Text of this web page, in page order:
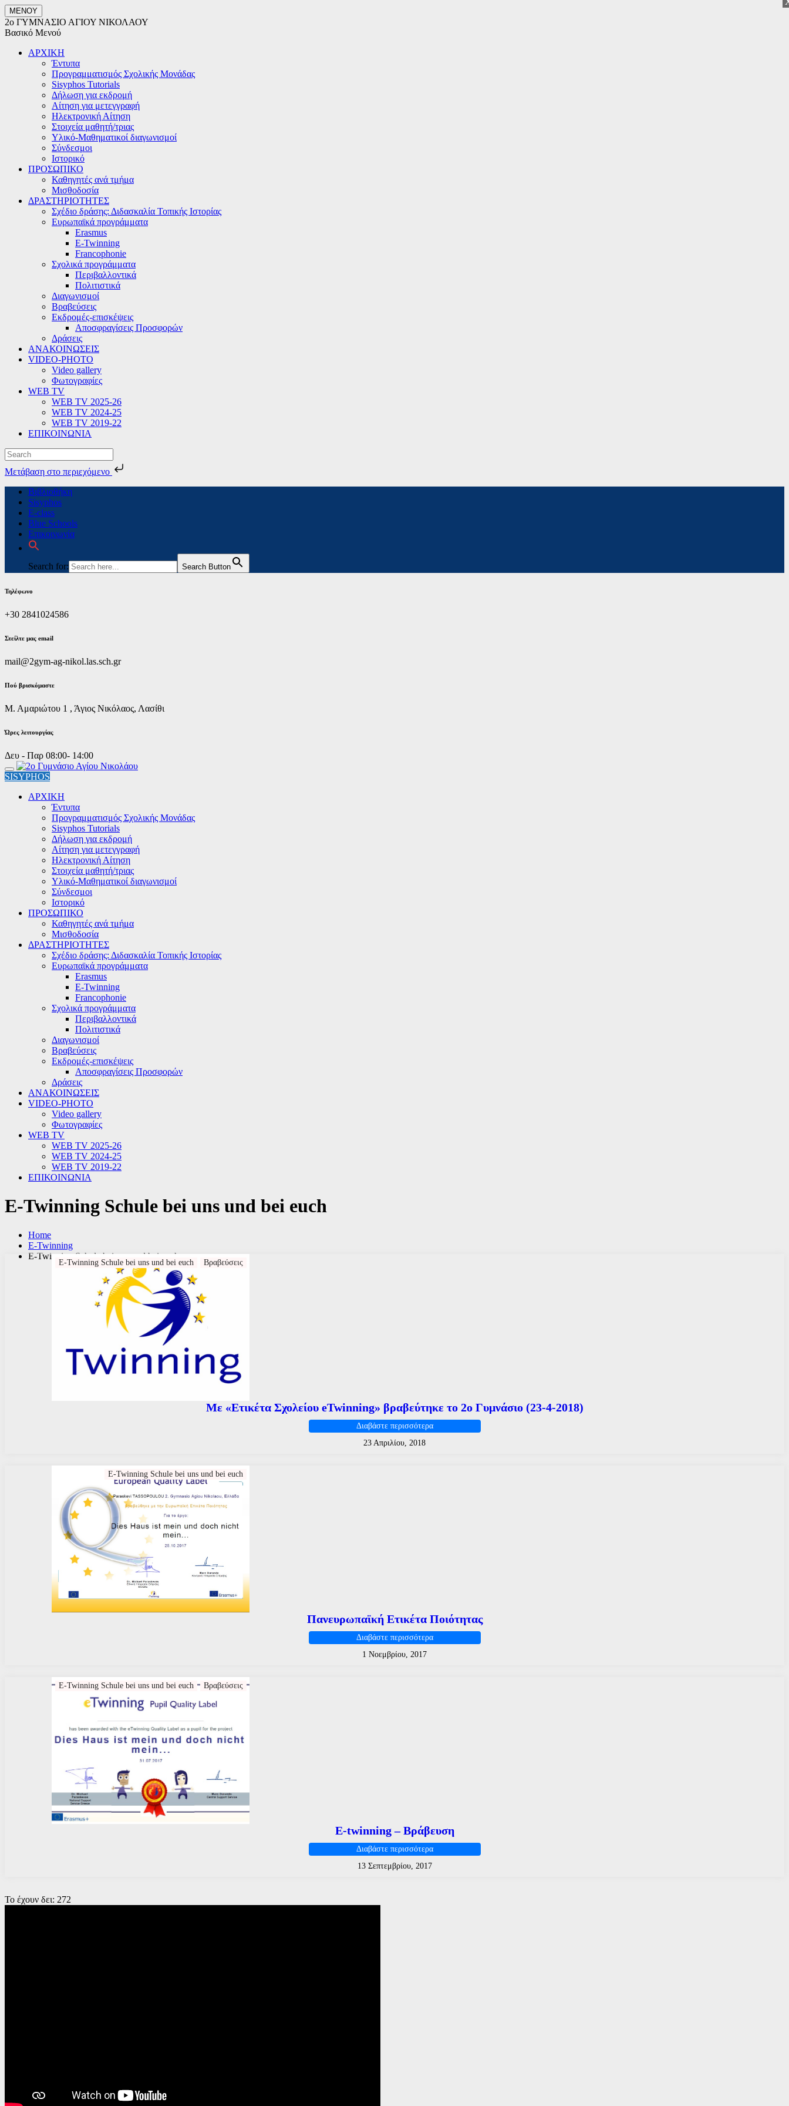
ΜΕΝΟΥ
2ο ΓΥΜΝΑΣΙΟ ΑΓΙΟΥ ΝΙΚΟΛΑΟΥ
Βασικό Μενού
ΑΡΧΙΚΗ
Έντυπα
Προγραμματισμός Σχολικής Μονάδας
Sisyphos Tutorials
Δήλωση για εκδρομή
Αίτηση για μετεγγραφή
Ηλεκτρονική Αίτηση
Στοιχεία μαθητή/τριας
Υλικό-Μαθηματικοί διαγωνισμοί
Σύνδεσμοι
Ιστορικό
ΠΡΟΣΩΠΙΚΟ
Καθηγητές ανά τμήμα
Μισθοδοσία
ΔΡΑΣΤΗΡΙΟΤΗΤΕΣ
Σχέδιο δράσης: Διδασκαλία Τοπικής Ιστορίας
Ευρωπαϊκά προγράμματα
Erasmus
E-Twinning
Francophonie
Σχολικά προγράμματα
Περιβαλλοντικά
Πολιτιστικά
Διαγωνισμοί
Βραβεύσεις
Εκδρομές-επισκέψεις
Αποσφραγίσεις Προσφορών
Δράσεις
ΑΝΑΚΟΙΝΩΣΕΙΣ
VIDEO-PHOTO
Video gallery
Φωτογραφίες
WEB TV
WEB TV 2025-26
WEB TV 2024-25
WEB TV 2019-22
ΕΠΙΚΟΙΝΩΝΙΑ
Μετάβαση στο περιεχόμενο
Skip
content
Βιβλιοθήκη
Sisyphos
E-class
Blue Schools
Επικοινωνία
Search for: Search Button
Τηλέφωνο
+30 2841024586
Στείλτε μας email
mail@2gym-ag-nikol.las.sch.gr
Πoύ βρισκόμαστε
Μ. Αμαριώτου 1 , Άγιος Νικόλαος, Λασίθι
Ώρες λειτουργίας
Δευ - Παρ 08:00- 14:00
SISYPHOS
ΑΡΧΙΚΗ
Έντυπα
Προγραμματισμός Σχολικής Μονάδας
Sisyphos Tutorials
Δήλωση για εκδρομή
Αίτηση για μετεγγραφή
Ηλεκτρονική Αίτηση
Στοιχεία μαθητή/τριας
Υλικό-Μαθηματικοί διαγωνισμοί
Σύνδεσμοι
Ιστορικό
ΠΡΟΣΩΠΙΚΟ
Καθηγητές ανά τμήμα
Μισθοδοσία
ΔΡΑΣΤΗΡΙΟΤΗΤΕΣ
Σχέδιο δράσης: Διδασκαλία Τοπικής Ιστορίας
Ευρωπαϊκά προγράμματα
Erasmus
E-Twinning
Francophonie
Σχολικά προγράμματα
Περιβαλλοντικά
Πολιτιστικά
Διαγωνισμοί
Βραβεύσεις
Εκδρομές-επισκέψεις
Αποσφραγίσεις Προσφορών
Δράσεις
ΑΝΑΚΟΙΝΩΣΕΙΣ
VIDEO-PHOTO
Video gallery
Φωτογραφίες
WEB TV
WEB TV 2025-26
WEB TV 2024-25
WEB TV 2019-22
ΕΠΙΚΟΙΝΩΝΙΑ
E-Twinning Schule bei uns und bei euch
Home
E-Twinning
E-Twinning Schule bei uns und bei euch
E-Twinning Schule bei uns und bei euch Βραβεύσεις
Με «Ετικέτα Σχολείου eTwinning» βραβεύτηκε το 2ο Γυμνάσιο (23-4-2018)
Διαβάστε περισσότερα
23 Απριλίου, 2018
E-Twinning Schule bei uns und bei euch
Πανευρωπαϊκή Ετικέτα Ποιότητας
Διαβάστε περισσότερα
1 Νοεμβρίου, 2017
E-Twinning Schule bei uns und bei euch Βραβεύσεις
E-twinning – Βράβευση
Διαβάστε περισσότερα
13 Σεπτεμβρίου, 2017
Το έχουν δει: 272